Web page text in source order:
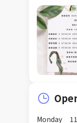
Monday